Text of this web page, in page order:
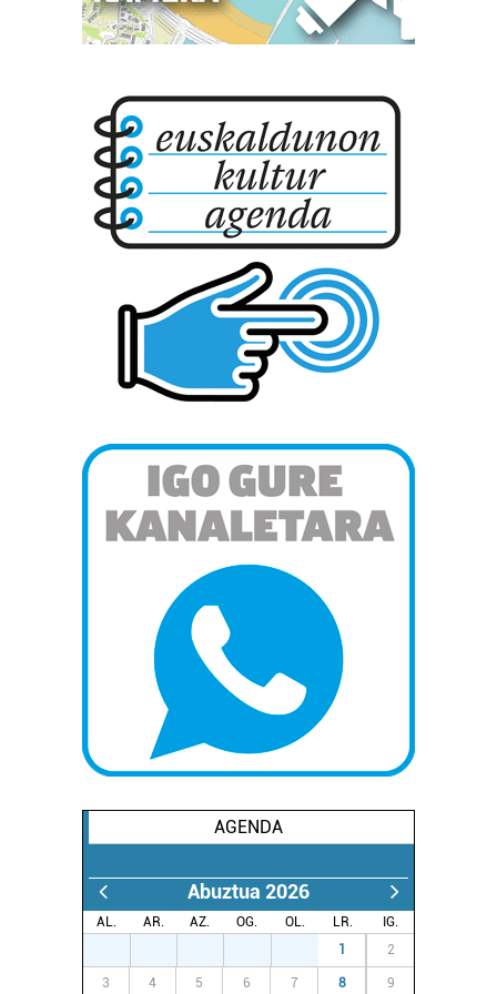
datuen atalean. Edozein unetan alda edo ken dezakezu
zure baimena Cookieen adierazpenean.
Webgune honek cookie propioak eta hirugarrenen cookie-
fitxategiak erabiltzen ditu. Zure esperientzia eta
zerbitzuak hobetzeko asmoz, cookie teknologiaz
baliatzen gara. Ohar hau onartuz gero, teknologia hori
erabiltzeko baimen esplizitua ematen diguzu.
AGENDA
Abuztua 2026
AL. AR. AZ. OG. OL. LR.
IG.
1 2
3 4 5 6 7 8 9